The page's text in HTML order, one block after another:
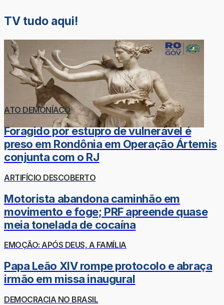
TV tudo aqui!
ATO DEMONÍACO
Foragido por estupro de vulnerável é
preso em Rondônia em Operação Ártemis
conjunta com o RJ
ARTIFÍCIO DESCOBERTO
Motorista abandona caminhão em
movimento e foge; PRF apreende quase
meia tonelada de cocaína
EMOÇÃO: APÓS DEUS, A FAMÍLIA
Papa Leão XIV rompe protocolo e abraça
irmão em missa inaugural
DEMOCRACIA NO BRASIL